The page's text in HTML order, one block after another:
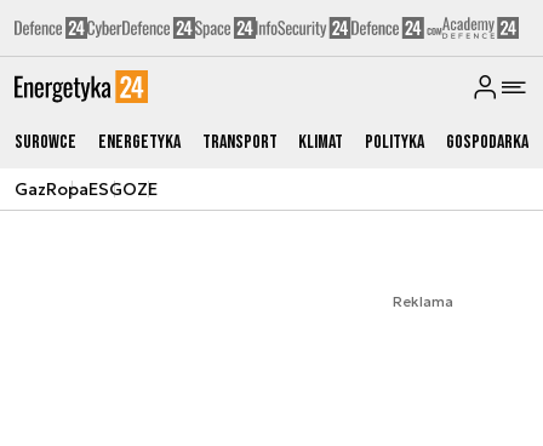
Surowce Energetyka Transport Klimat Polityka Gospodarka
GazRopaESGOZE
Reklama